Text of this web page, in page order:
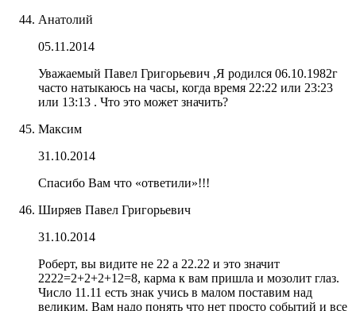
Анатолий
05.11.2014
Уважаемый Павел Григорьевич ,Я родился 06.10.1982г
часто натыкаюсь на часы, когда время 22:22 или 23:23
или 13:13 . Что это может значить?
Максим
31.10.2014
Спасибо Вам что «ответили»!!!
Ширяев Павел Григорьевич
31.10.2014
Роберт, вы видите не 22 а 22.22 и это значит
2222=2+2+2+12=8, карма к вам пришла и мозолит глаз.
Число 11.11 есть знак учись в малом поставим над
великим. Вам надо понять что нет просто событий и все